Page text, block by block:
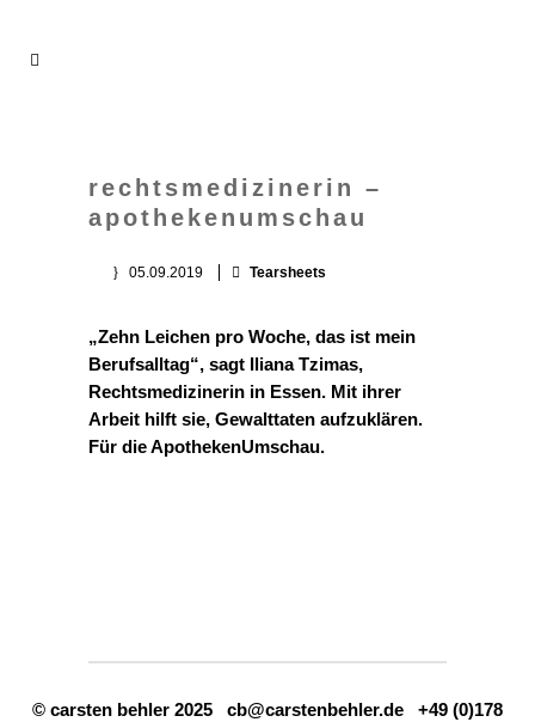
rechtsmedizinerin –
apothekenumschau
05.09.2019 Tearsheets
„Zehn Leichen pro Woche, das ist mein
Berufsalltag“, sagt Iliana Tzimas,
Rechtsmedizinerin in Essen. Mit ihrer
Arbeit hilft sie, Gewalttaten aufzuklären.
Für die ApothekenUmschau.
© carsten behler 2025 cb@carstenbehler.de +49 (0)178